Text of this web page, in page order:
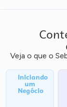
Veja o que o
Iniciando
um
Negócio